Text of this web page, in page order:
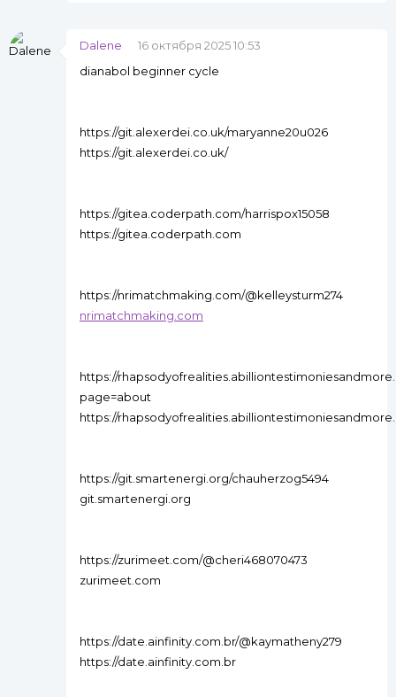
Dalene
16 октября 2025 10:53
dianabol beginner cycle
https://git.alexerdei.co.uk/maryanne20u026
https://git.alexerdei.co.uk/
https://gitea.coderpath.com/harrispox15058
https://gitea.coderpath.com
https://nrimatchmaking.com/@kelleysturm274
nrimatchmaking.com
https://
page=about
https://
https://git.smartenergi.org/chauherzog5494
git.smartenergi.org
https://zurimeet.com/@cheri468070473
zurimeet.com
https://date.ainfinity.com.br/@kaymatheny279
https://date.ainfinity.com.br